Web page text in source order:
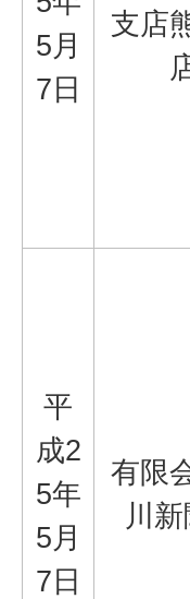
5月
7日
支店
平
成2
5年
5月
7日
有限
川